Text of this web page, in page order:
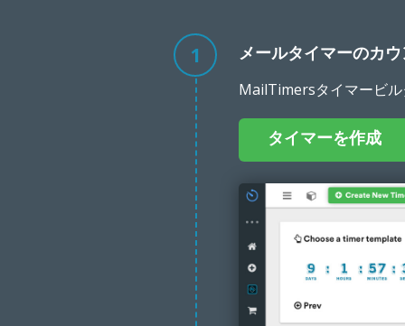
1 メールタイマーのカ
MailTimersタイマービ
タイマーを作成